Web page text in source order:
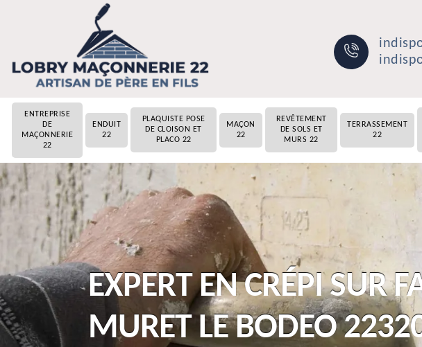
ENTREPRISE
DE
MAÇONNERIE
22
ENDUIT
22
PLAQUISTE POSE
DE CLOISON ET
PLACO 22
MAÇON
22
REVÊTEMENT
DE SOLS ET
MURS 22
TERRASSEMENT
22
EXPERT EN CRÉPI SUR
MURET LE BODEO